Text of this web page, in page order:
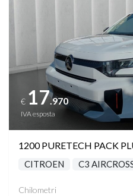
€ 17.970
IVA esposta
1200 PURETECH PACK
CITROEN C3
Chilometri